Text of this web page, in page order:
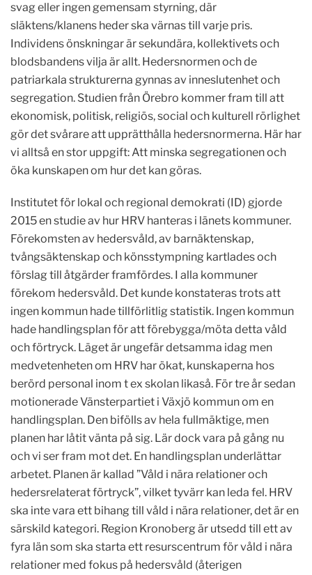
svag eller ingen gemensam styrning, där
släktens/klanens heder ska värnas till varje pris.
Individens önskningar är sekundära, kollektivetsoch
blodsbandens vilja är allt. Hedersnormen och de
patriarkala strukturerna gynnas av inneslutenhet och
segregation. Studien från Örebro kommer fram till att
ekonomisk, politisk, religiös, social och kulturell rörlighet
gör det svårare att upprätthålla hedersnormerna. Här har
vi alltså en stor uppgift: Att minska segregationen och
öka kunskapen om hur det kan göras.
Institutet för lokal och regional demokrati (ID) gjorde
2015 en studie av hur HRV hanteras i länets kommuner.
Förekomsten av hedersvåld, av barnäktenskap,
tvångsäktenskap och könsstympning kartlades och
förslag till åtgärder framfördes. I alla kommuner
förekom hedersvåld. Det kunde konstateras trots att
ingen kommun hade tillförlitlig statistik. Ingen kommun
hade handlingsplan för att förebygga/möta detta våld
och förtryck. Läget är ungefär detsamma idag men
medvetenheten om HRV har ökat, kunskaperna hos
berörd personal inom t ex skolan likaså. Förtre år sedan
motionerade Vänsterpartiet i Växjö kommun om en
handlingsplan. Den bifölls av hela fullmäktige, men
planen har låtit vänta på sig. Lär dock vara på gång nu
och vi serfram motdet. En handlingsplan underlättar
arbetet. Planen är kallad ”Våld i nära relationer och
hedersrelaterat förtryck”, vilket tyvärr kan leda fel. HRV
ska inte vara ett bihang till våld i nära relationer, det är en
särskild kategori. Region Kronoberg är utsedd till ett av
fyra län som ska starta ett resurscentrum för våld i nära
relationer med fokus på hedersvåld (återigen